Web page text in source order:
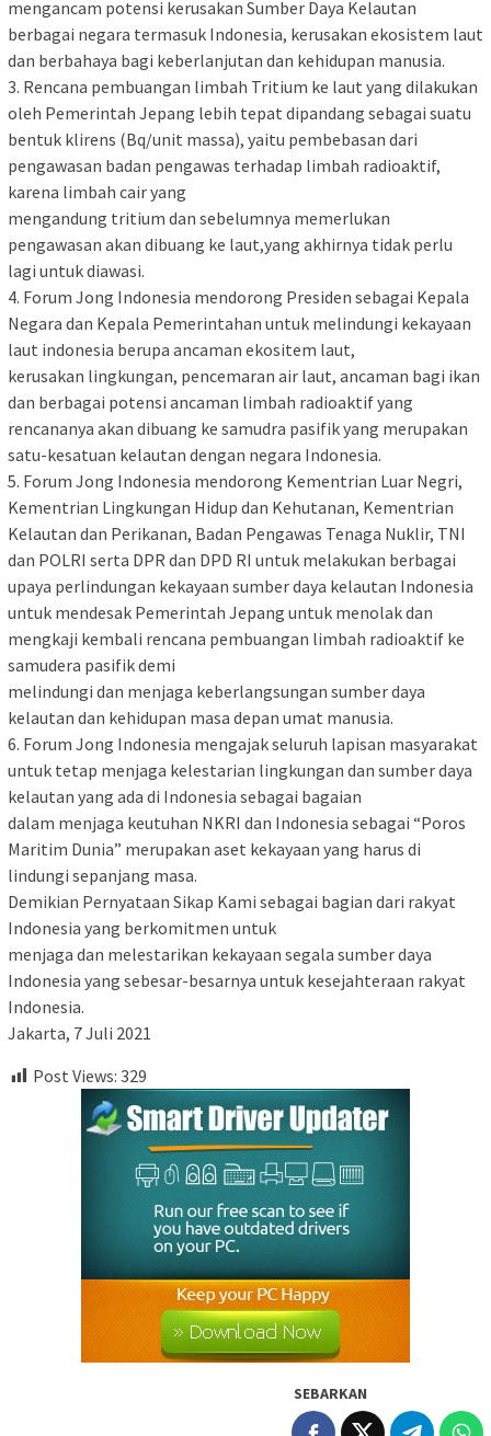
mengancam potensi kerusakan Sumber Daya Kelautan
berbagai negara termasuk Indonesia, kerusakan ekosistem laut
dan berbahaya bagi keberlanjutan dan kehidupan manusia.
3. Rencana pembuangan limbah Tritium ke laut yang dilakukan
oleh Pemerintah Jepang lebih tepat dipandang sebagai suatu
bentuk klirens (Bq/unit massa), yaitu pembebasan dari
pengawasan badan pengawas terhadap limbah radioaktif,
karena limbah cair yang
mengandung tritium dan sebelumnya memerlukan
pengawasan akan dibuang ke laut,yang akhirnya tidak perlu
lagi untuk diawasi.
4. Forum Jong Indonesia mendorong Presiden sebagai Kepala
Negara dan Kepala Pemerintahan untuk melindungi kekayaan
laut indonesia berupa ancaman ekositem laut,
kerusakan lingkungan, pencemaran air laut, ancaman bagi ikan
dan berbagai potensi ancaman limbah radioaktif yang
rencananya akan dibuang ke samudra pasifik yang merupakan
satu-kesatuan kelautan dengan negara Indonesia.
5. Forum Jong Indonesia mendorong Kementrian Luar Negri,
Kementrian Lingkungan Hidup dan Kehutanan, Kementrian
Kelautan dan Perikanan, Badan Pengawas Tenaga Nuklir, TNI
dan POLRI serta DPR dan DPD RI untuk melakukan berbagai
upaya perlindungan kekayaan sumber daya kelautan Indonesia
untuk mendesak Pemerintah Jepang untuk menolak dan
mengkaji kembali rencana pembuangan limbah radioaktif ke
samudera pasifik demi
melindungi dan menjaga keberlangsungan sumber daya
kelautan dan kehidupan masa depan umat manusia.
6. Forum Jong Indonesia mengajak seluruh lapisan masyarakat
untuk tetap menjaga kelestarian lingkungan dan sumber daya
kelautan yang ada di Indonesia sebagai bagaian
dalam menjaga keutuhan NKRI dan Indonesia sebagai “Poros
Maritim Dunia” merupakan aset kekayaan yang harus di
lindungi sepanjang masa.
Demikian Pernyataan Sikap Kami sebagai bagian dari rakyat
Indonesia yang berkomitmen untuk
menjaga dan melestarikan kekayaan segala sumber daya
Indonesia yang sebesar-besarnya untuk kesejahteraan rakyat
Indonesia.
Jakarta, 7 Juli 2021
Post Views: 329
SEBARKAN